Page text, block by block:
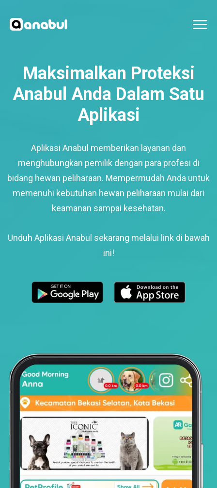
Maksimalkan Proteksi
Anabul Anda Dalam Satu
Aplikasi
Aplikasi Anabul memberikan layanan dan
menghubungkan pemilik dengan para profesi di
bidang hewan peliharaan. Mempermudah Anda untuk
memenuhi kebutuhan hewan peliharaan mulai dari
keamanan sampai kesehatan.
Unduh Aplikasi Anabul sekarang melalui link di bawah
ini!